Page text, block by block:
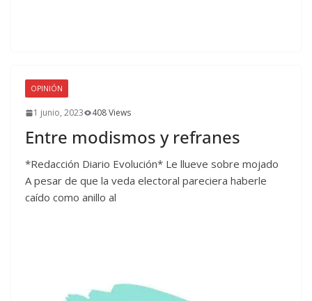
OPINIÓN
1 junio, 2023 408 Views
Entre modismos y refranes
*Redacción Diario Evolución* Le llueve sobre mojado
A pesar de que la veda electoral pareciera haberle
caído como anillo al